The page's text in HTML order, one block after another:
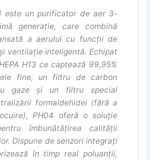
este un purificator de aer 3-
generație, care combină
a aerului cu funcții de
ventilație inteligentă. Echipat
H13 ce captează 99,95%
fine, un filtru de carbon
gaze și un filtru special
formaldehidei (fără a
PH04 oferă o soluție
îmbunătățirea calității
Dispune de senzori integrați
în timp real poluanții,